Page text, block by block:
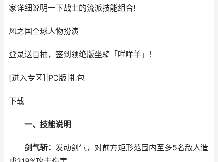
家详细说明一下战士的流派技能组合!
风之国全球人物扮演
登录送百抽，签到领绝版坐骑「咩咩羊」！
[进入专区] PC版 礼包
下载
一、技能说明
剑气斩： 发动剑气，对前方矩形范围内至多5名敌人造